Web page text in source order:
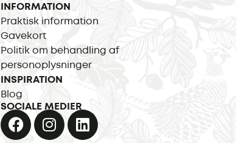
INFORMATION
Praktisk information
Gavekort
Politik om behandling af
personoplysninger
INSPIRATION
Blog
SOCIALE MEDIER